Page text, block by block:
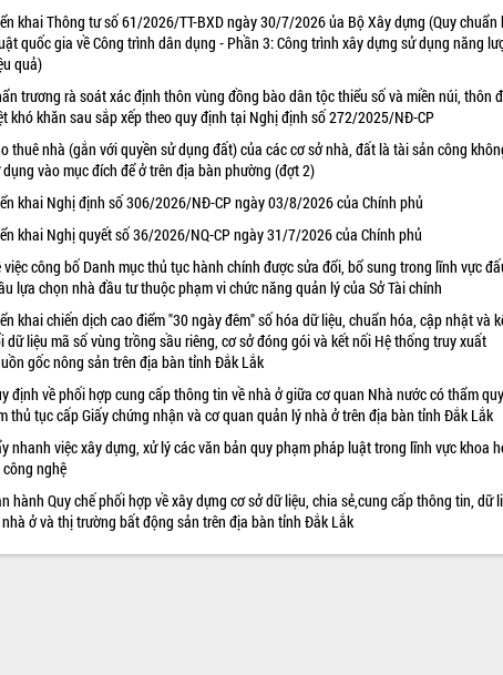
khai Thông tư số 61/2026/TT-BXD ngày 30/7/2026 ủa Bộ Xây dựng (Quy chuẩn
quốc gia về Công trình dân dụng - Phần 3: Công trình xây dựng sử dụng năng
quả)
trương rà soát xác định thôn vùng đồng bào dân tộc thiểu số và miền núi, thôn
khó khăn sau sắp xếp theo quy định tại Nghị định số 272/2025/NĐ-CP
thuê nhà (gắn với quyền sử dụng đất) của các cơ sở nhà, đất là tài sản công
dụng vào mục đích để ở trên địa bàn phường (đợt 2)
khai Nghị định số 306/2026/NĐ-CP ngày 03/8/2026 của Chính phủ
khai Nghị quyết số 36/2026/NQ-CP ngày 31/7/2026 của Chính phủ
việc công bố Danh mục thủ tục hành chính được sửa đổi, bổ sung trong lĩnh vực
lựa chọn nhà đầu tư thuộc phạm vi chức năng quản lý của Sở Tài chính
khai chiến dịch cao điểm "30 ngày đêm" số hóa dữ liệu, chuẩn hóa, cập nhật và
dữ liệu mã số vùng trồng sầu riêng, cơ sở đóng gói và kết nối Hệ thống truy xuất
gốc nông sản trên địa bàn tỉnh Đắk Lắk
định về phối hợp cung cấp thông tin về nhà ở giữa cơ quan Nhà nước có thẩm
thủ tục cấp Giấy chứng nhận và cơ quan quản lý nhà ở trên địa bàn tỉnh Đắk Lắk
nhanh việc xây dựng, xử lý các văn bản quy phạm pháp luật trong lĩnh vực khoa
nghệ
hành Quy chế phối hợp về xây dựng cơ sở dữ liệu, chia sẻ,cung cấp thông tin, dữ
nhà ở và thị trường bất động sản trên địa bàn tỉnh Đắk Lắk